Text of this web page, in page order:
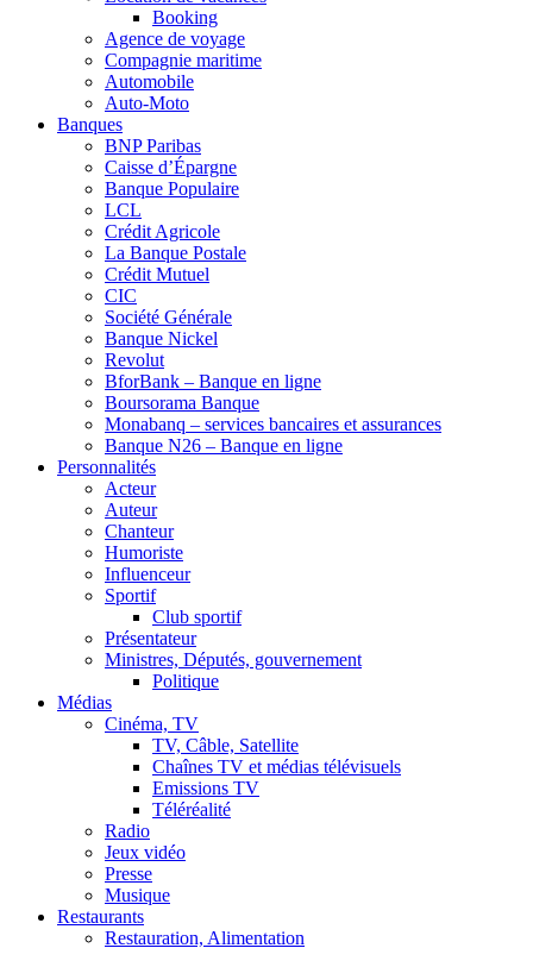
Booking
Agence de voyage
Compagnie maritime
Automobile
Auto-Moto
Banques
BNP Paribas
Caisse d’Épargne
Banque Populaire
LCL
Crédit Agricole
La Banque Postale
Crédit Mutuel
CIC
Société Générale
Banque Nickel
Revolut
BforBank – Banque en ligne
Boursorama Banque
Monabanq – services bancaires et assurances
Banque N26 – Banque en ligne
Personnalités
Acteur
Auteur
Chanteur
Humoriste
Influenceur
Sportif
Club sportif
Présentateur
Ministres, Députés, gouvernement
Politique
Médias
Cinéma, TV
TV, Câble, Satellite
Chaînes TV et médias télévisuels
Emissions TV
Téléréalité
Radio
Jeux vidéo
Presse
Musique
Restaurants
Restauration, Alimentation